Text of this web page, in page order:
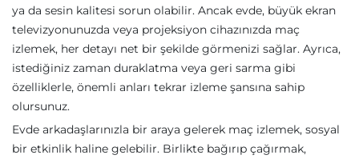
ya da sesin kalitesi sorun olabilir. Ancak evde, büyük ekran
televizyonunuzda veya projeksiyon cihazınızda maç
izlemek, her detayı net bir şekilde görmenizi sağlar. Ayrıca,
istediğiniz zaman duraklatma veya geri sarma gibi
özelliklerle, önemli anları tekrar izleme şansına sahip
olursunuz.
Evde arkadaşlarınızla bir araya gelerek maç izlemek, sosyal
bir etkinlik haline gelebilir. Birlikte bağırıp çağırmak,